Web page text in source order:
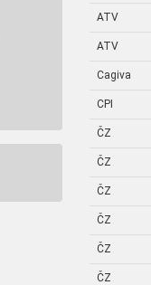
ATV
ATV
Cagiva
CPI
ČZ
ČZ
ČZ
ČZ
ČZ
ČZ